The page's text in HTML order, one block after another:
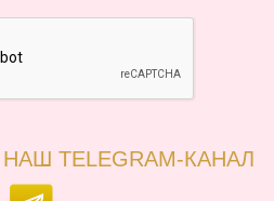
TELEGRAM-КАНАЛ